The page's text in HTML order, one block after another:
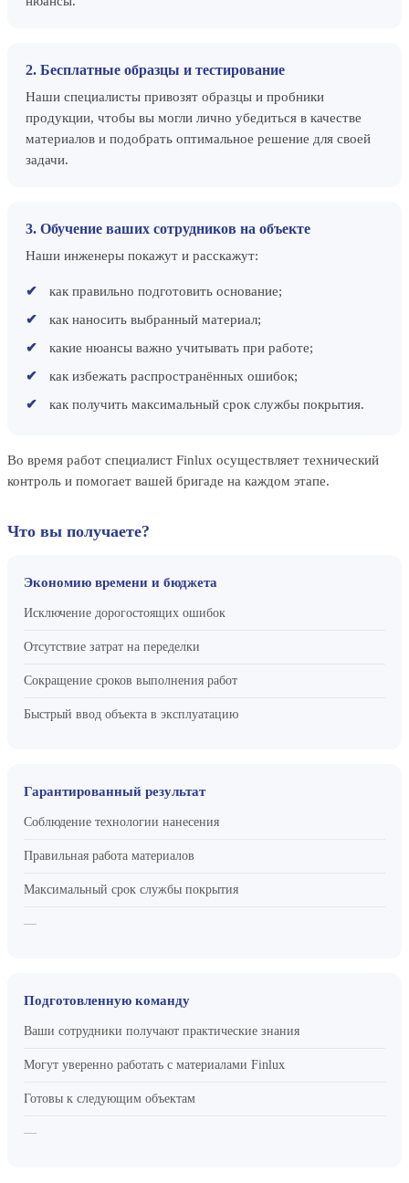
2. Бесплатные образцы и тестирование
Наши специалисты привозят образцы и пробники
продукции, чтобы вы могли лично убедиться в качестве
материалов и подобрать оптимальное решение для своей
задачи.
3. Обучение ваших сотрудников на объекте
Наши инженеры покажут и расскажут:
как правильно подготовить основание;
как наносить выбранный материал;
какие нюансы важно учитывать при работе;
как избежать распространённых ошибок;
как получить максимальный срок службы покрытия.
Во время работ специалист Finlux осуществляет технический
контроль и помогает вашей бригаде на каждом этапе.
Что вы получаете?
Экономию времени и бюджета
Исключение дорогостоящих ошибок
Отсутствие затрат на переделки
Сокращение сроков выполнения работ
Быстрый ввод объекта в эксплуатацию
Гарантированный результат
Соблюдение технологии нанесения
Правильная работа материалов
Максимальный срок службы покрытия
—
Подготовленную команду
Ваши сотрудники получают практические знания
Могут уверенно работать с материалами Finlux
Готовы к следующим объектам
—